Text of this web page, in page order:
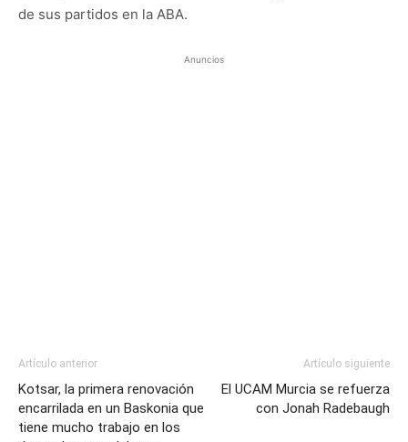
de sus partidos en la ABA.
Anuncios
Artículo anterior
Kotsar, la primera renovación
encarrilada en un Baskonia que
tiene mucho trabajo en los
Artículo siguiente
El UCAM Murcia se refuerza
con Jonah Radebaugh